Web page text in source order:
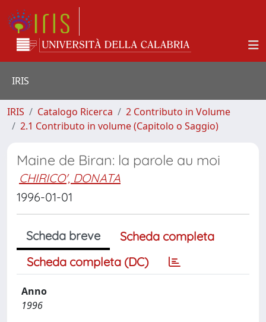
IRIS
IRIS Catalogo Ricerca
2 Contributo in Volume
2.1 Contributo in volume (Capitolo o Saggio)
Maine de Biran: la parole au moi
CHIRICO', DONATA
1996-01-01
Scheda breve
Scheda completa
Scheda completa (DC)
Anno
1996